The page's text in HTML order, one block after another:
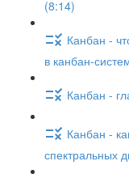
(8:14)
Канбан -
в канбан-
Канбан -
Канбан -
спектральных